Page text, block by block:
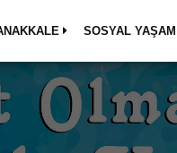
SOSYAL YAŞAM